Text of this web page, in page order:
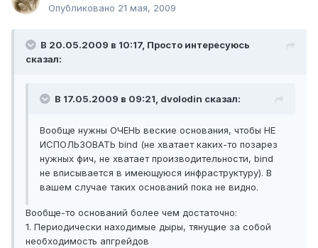
Опубликовано 21 мая, 2009
В 20.05.2009 в 10:17, Просто интересуюсь
сказал:
В 17.05.2009 в 09:21, dvolodin сказал:
Вообще нужны ОЧЕНЬ веские основания, чтобы НЕ
ИСПОЛЬЗОВАТЬ bind (не хватает каких-то позарез
нужных фич, не хватает производительности, bind
не вписывается в имеющуюся инфраструктуру). В
вашем случае таких оснований пока не видно.
Вообще-то оснований более чем достаточно:
1. Периодически находимые дыры, тянущие за собой
необходимость апгрейдов